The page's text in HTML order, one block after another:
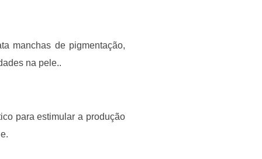
manchas de pigmentação,
na pele..
para estimular a produção